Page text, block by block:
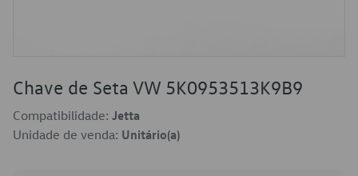
Chave de Seta VW 5K0953513K9B9
Compatibilidade: Jetta
Unidade de venda: Unitário(a)